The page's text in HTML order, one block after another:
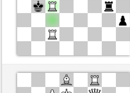
Blancas
Greta2008 (1768) (+13)
Bartola (1704) (-13)